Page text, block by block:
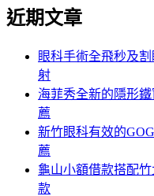
章:
關
近期文章
眼科手術全飛秒及
射
海菲秀全新的隱形
薦
新竹眼科有效的
薦
龜山小額借款搭配
款